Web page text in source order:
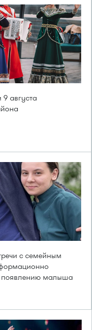
августа
с семейным
появлению малыша